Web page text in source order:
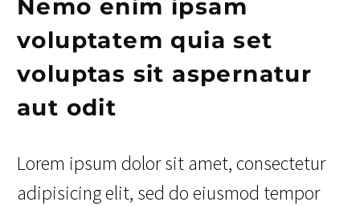
Nemo enim ipsam
voluptatem quia set
voluptas sit aspernatur
aut odit
Lorem ipsum dolor sit amet, consectetur
adipisicing elit, sed do eiusmod tempor